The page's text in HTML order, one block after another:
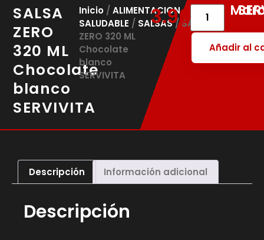
SALSA
ZERO
320 ML
Chocolate
blanco
SERVIVITA
Inicio /ALIMENTACION
SALUDABLE / SALSAS/ SALSA
ZERO 320 ML
Chocolate
blanco
SERVIVITA
3.90 €
Añadir al
Descripción Información adicional
Descripción